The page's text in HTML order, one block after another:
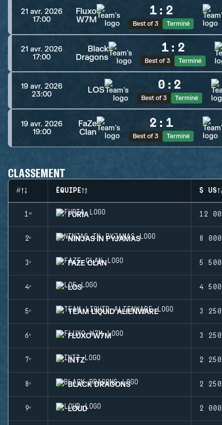
21 avr. 2026
17:00
Fluxo
W7M
1 : 2
Best of 3 Terminé
21 avr. 2026
17:00
Black
Dragons
1 : 2
Best of 3 Terminé
19 avr. 2026
23:00
LOS 0 : 2
Best of 3 Terminé
19 avr. 2026
19:00
FaZe
Clan
2 : 1
Best of 3 Terminé
CLASSEMENT
# ÉQUIPE $ US
1ʳᵉ FURIA 12
2ᵉ NINJAS IN PYJAMAS 8
3ᵉ FAZE CLAN 5
4ᵉ LOS 4
5ᵉ TEAM LIQUID ALIENWARE 3
6ᵉ FLUXO W7M 3
7ᵉ INTZ 2
8ᵉ BLACK DRAGONS 2
9ᵉ LOUD 2